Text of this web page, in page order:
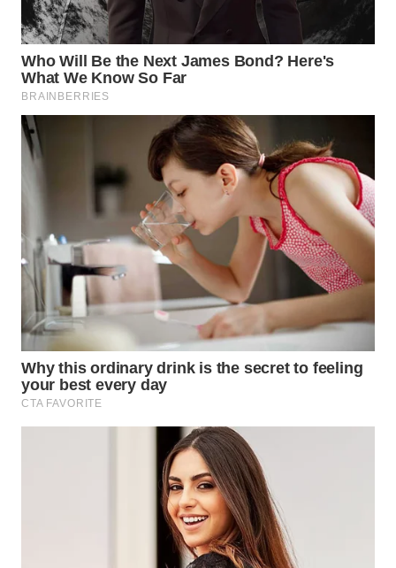
TANGERANG
WN
BINJAI
CIREBON
WN
KUNINGAN
WN
MAJALENGKA
WN
SUBANG